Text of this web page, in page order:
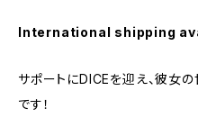
International shipping
サポートにDICEを迎え、彼女
です！